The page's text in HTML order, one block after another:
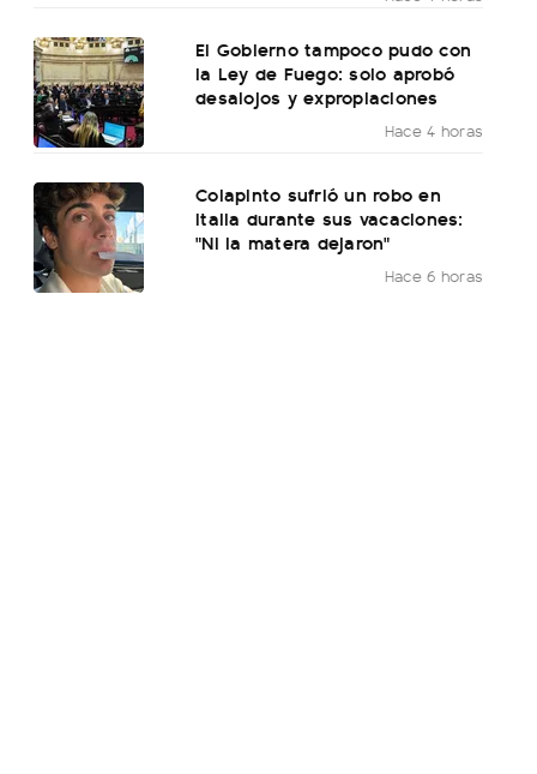
El Gobierno tampoco pudo con
la Ley de Fuego: solo aprobó
desalojos y expropiaciones
Hace 4 horas
Colapinto sufrió un robo en
Italia durante sus vacaciones:
"Ni la matera dejaron"
Hace 6 horas